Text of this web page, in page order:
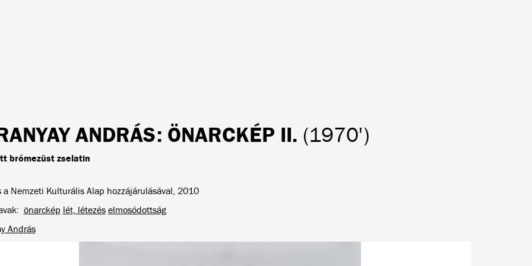
ANDRÁS: ÖNARCKÉP II. (1970')
brómezüst zselatin
a Nemzeti Kulturális Alap hozzájárulásával, 2010
önarckép lét, létezés elmosódottság
András